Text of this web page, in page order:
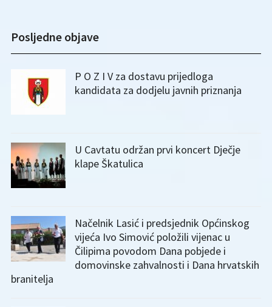
Posljedne objave
P O Z I V za dostavu prijedloga
kandidata za dodjelu javnih priznanja
U Cavtatu održan prvi koncert Dječje
klape Škatulica
Načelnik Lasić i predsjednik Općinskog
vijeća Ivo Simović položili vijenac u
Čilipima povodom Dana pobjede i
domovinske zahvalnosti i Dana hrvatskih
branitelja